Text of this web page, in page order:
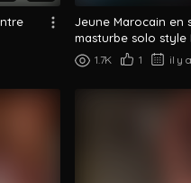
Jeune Marocain en
masturbe solo style
1.7K 1 il y